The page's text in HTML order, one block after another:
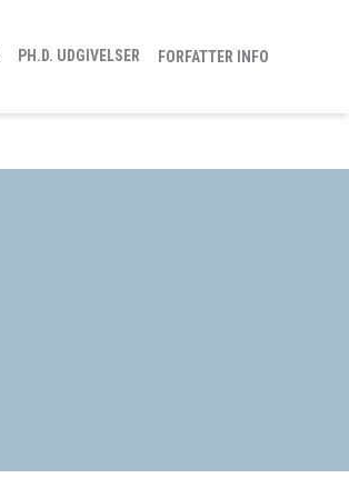
PH.D. UDGIVELSER FORFATTER INFO